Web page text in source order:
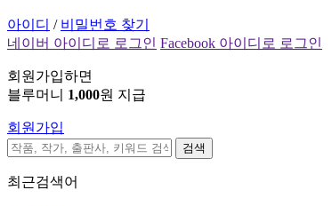
아이디 / 비밀번호 찾기
네이버 아이디로 로그인 Facebook 아이디로 로그인
회원가입하면
블루머니 1,000원 지급
회원가입
검색
최근검색어